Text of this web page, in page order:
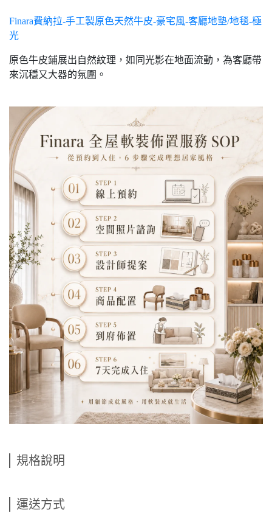
Finara費納拉-手工製原色天然牛皮-豪宅風-客廳地墊/地毯-極
光
原色牛皮鋪展出自然紋理，如同光影在地面流動，為客廳帶
來沉穩又大器的氛圍。
規格說明
運送方式